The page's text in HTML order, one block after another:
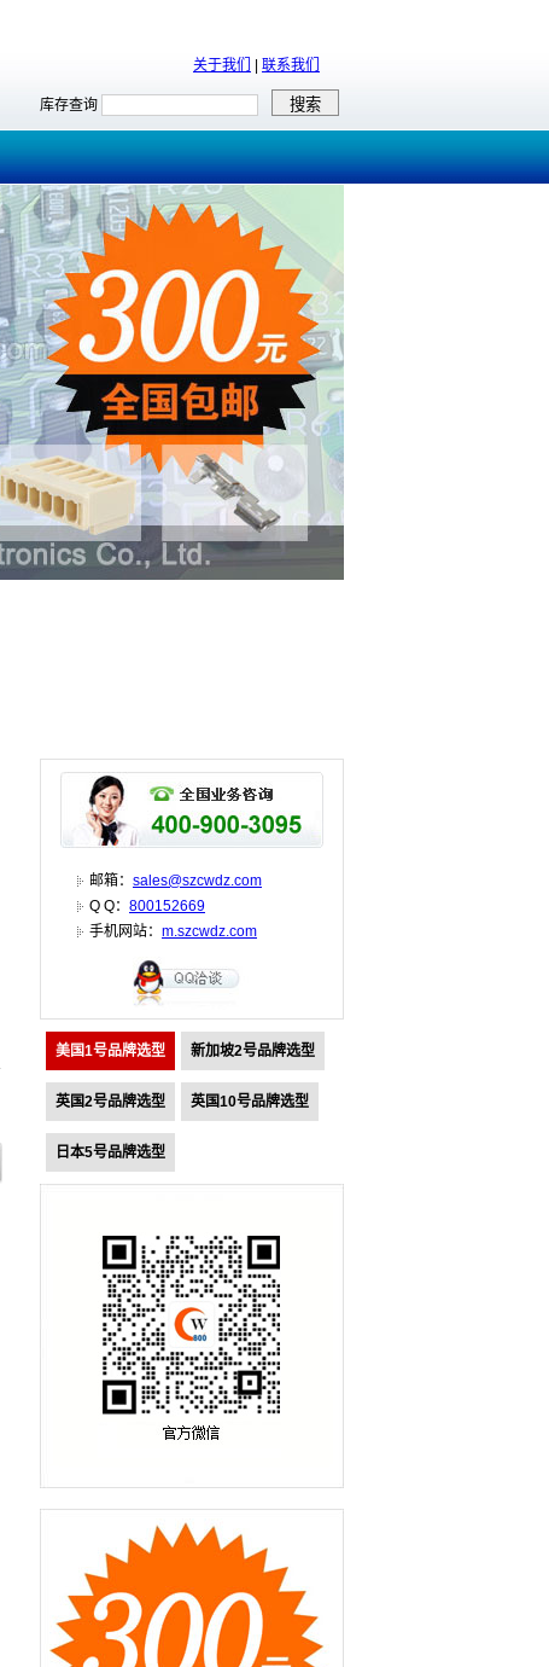
关于我们 联系我们
库存查询
邮箱： sales@szcwdz.com
Q Q： 800152669
手机网站： m.szcwdz.com
美国1号品牌选型 新加坡2号品牌选型
英国2号品牌选型 英国10号品牌选型
日本5号品牌选型